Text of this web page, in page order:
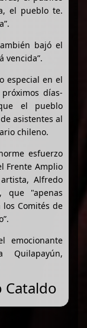
el pueblo te.
bajó el
vencida”.
especial en el
días-
el pueblo
asistentes al
chileno.
esfuerzo
Frente Amplio
Alfredo
que "apenas
Comités de
emocionante
Cataldo